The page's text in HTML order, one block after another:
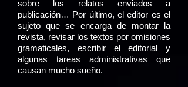
sobre los relatos enviados a
publicación… Por último, el editor es el
sujeto que se encarga de montar la
revista, revisar los textos por omisiones
gramaticales, escribir el editorial y
algunas tareas administrativas que
causan mucho sueño.